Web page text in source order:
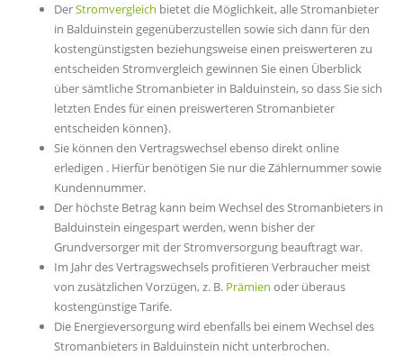
DerStromvergleich bietet die Möglichkeit, alle Stromanbieter
in Balduinstein gegenüberzustellen sowie sich dann für den
kostengünstigsten beziehungsweise einen preiswerteren zu
entscheiden Stromvergleich gewinnen Sie einen Überblick
über sämtliche Stromanbieter in Balduinstein, so dass Sie sich
letzten Endes für einen preiswerteren Stromanbieter
entscheiden können}.
Sie können den Vertragswechsel ebenso direkt online
erledigen . Hierfür benötigen Sie nur die Zählernummer sowie
Kundennummer.
Der höchste Betrag kann beim Wechsel des Stromanbieters in
Balduinstein eingespart werden, wenn bisher der
Grundversorger mit der Stromversorgung beauftragt war.
Im Jahr des Vertragswechsels profitieren Verbraucher meist
von zusätzlichen Vorzügen, z. B. Prämien oder überaus
kostengünstige Tarife.
Die Energieversorgung wird ebenfalls bei einem Wechsel des
Stromanbieters in Balduinstein nicht unterbrochen.